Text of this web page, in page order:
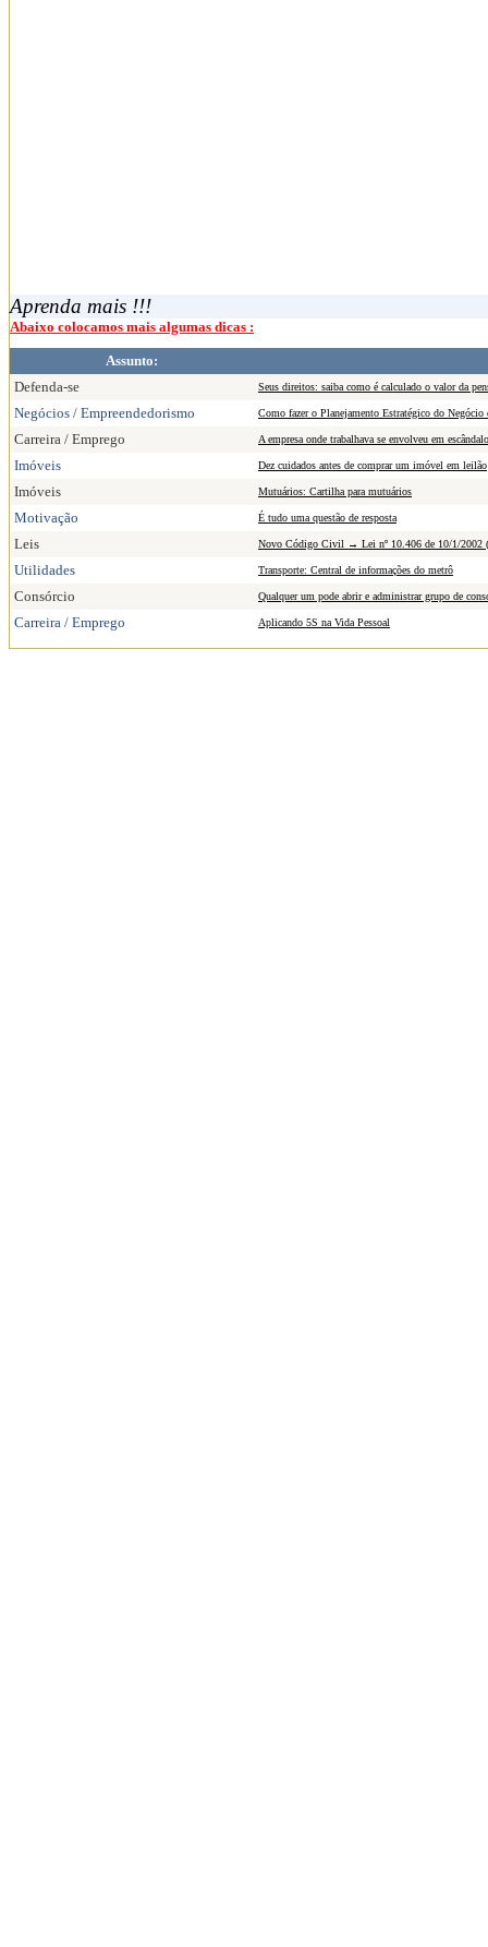
Aprenda mais !!!
Abaixo colocamos mais algumas dicas :
Assunto:
Defenda-se
Seus direitos: saiba como é calculado o valor da
Negócios / Empreendedorismo Como fazer o Planejamento Estratégico do Negócio
Carreira / Emprego A empresa onde trabalhava se envolveu em
Imóveis Dez cuidados antes de comprar um imóvel em leilão
Imóveis Mutuários: Cartilha para mutuários
Motivação É tudo uma questão de resposta
Leis Novo Código Civil → Lei nº 10.406 de 10/1/2002
Utilidades Transporte: Central de informações do metrô
Consórcio Qualquer um pode abrir e administrar grupo de
Carreira / Emprego Aplicando 5S na Vida Pessoal